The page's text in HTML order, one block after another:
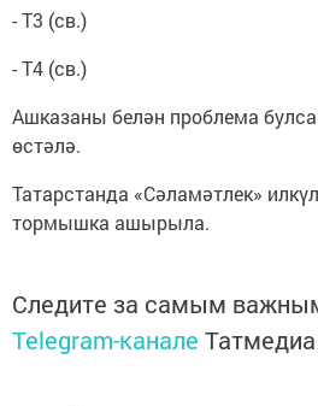
- Т3 (св.)
- Т4 (св.)
Ашказаны белән проблема
өстәлә.
Татарстанда «Сәламәтлек»
тормышка ашырыла.
Следите за самым
Telegram-канале Татмедиа